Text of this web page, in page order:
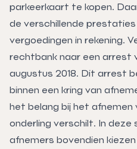
parkeerkaart te kopen.
de verschillende prestaties
vergoedingen in rekening.
rechtbank naar een arrest
augustus 2018. Dit arrest
binnen een kring van
het belang bij het
onderling verschilt. In deze
afnemers bovendien